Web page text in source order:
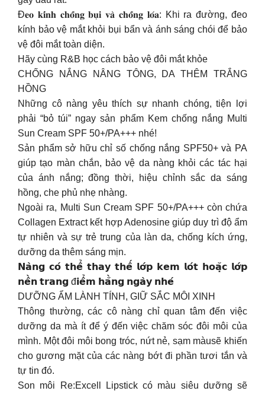
Đ𝐞𝐨 𝐤𝐢́𝐧𝐡 𝐜𝐡𝐨̂́𝐧𝐠 𝐛𝐮̣𝐢 𝐯𝐚̀ 𝐜𝐡𝐨̂́𝐧𝐠 𝐥𝐨́𝐚: Khi ra đường, đeo
kính bảo vệ mắt khỏi bụi bẩn và ánh sáng chói để bảo
vệ đôi mắt toàn diện.
Hãy cùng R&B học cách bảo vệ đôi mắt khỏe
CHỐNG NẮNG NÂNG TÔNG, DA THÊM TRẮNG
HỒNG
Những cô nàng yêu thích sự nhanh chóng, tiện lợi
phải “bỏ túi” ngay sản phẩm Kem chống nắng Multi
Sun Cream SPF 50+/PA+++ nhé!
Sản phẩm sở hữu chỉ số chống nắng SPF50+ và PA
giúp tạo màn chắn, bảo vệ da nàng khỏi các tác hại
của ánh nắng; đồng thời, hiệu chỉnh sắc da sáng
hồng, che phủ nhẹ nhàng.
Ngoài ra, Multi Sun Cream SPF 50+/PA+++ còn chứa
Collagen Extract kết hợp Adenosine giúp duy trì độ ẩm
tự nhiên và sự trẻ trung của làn da, chống kích ứng,
dưỡng da thêm sáng mịn.
𝗡𝗮̀𝗻𝗴 𝗰𝗼́ 𝘁𝗵𝗲̂̉ 𝘁𝗵𝗮𝘆 𝘁𝗵𝗲̂́ 𝗹𝗼̛́𝗽 𝗸𝗲𝗺 𝗹𝗼́𝘁 𝗵𝗼𝗮̣̆𝗰 𝗹𝗼̛́𝗽
𝗻𝗲̂̀𝗻 𝘁𝗿𝗮𝗻𝗴 đ𝗶𝗲̂̉𝗺 𝗵𝗮̆̀𝗻𝗴 𝗻𝗴𝗮̀𝘆 𝗻𝗵𝗲́
DƯỠNG ẨM LÀNH TÍNH, GIỮ SẮC MÔI XINH
Thông thường, các cô nàng chỉ quan tâm đến việc
dưỡng da mà ít để ý đến việc chăm sóc đôi môi của
mình. Một đôi môi bong tróc, nứt nẻ, sạm màusẽ khiến
cho gương mặt của các nàng bớt đi phần tươi tắn và
tự tin đó.
Son môi Re:Excell Lipstick có màu siêu dưỡng sẽ